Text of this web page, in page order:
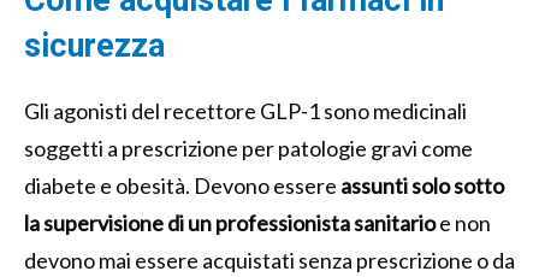
sicurezza
Gli agonisti del recettore GLP-1 sono medicinali
soggetti a prescrizione per patologie gravi come
diabete e obesità. Devono essere assunti solo sotto
la supervisione di un professionista sanitarioe non
devono mai essere acquistati senza prescrizione o da